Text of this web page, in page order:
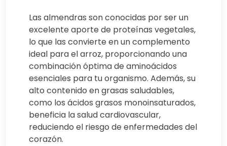
Las almendras son conocidas por ser un
excelente aporte de proteínas vegetales,
lo que las convierte en un complemento
ideal para el arroz, proporcionando una
combinación óptima de aminoácidos
esenciales para tu organismo. Además, su
alto contenido en grasas saludables,
como los ácidos grasos monoinsaturados,
beneficia la salud cardiovascular,
reduciendo el riesgo de enfermedades del
corazón.